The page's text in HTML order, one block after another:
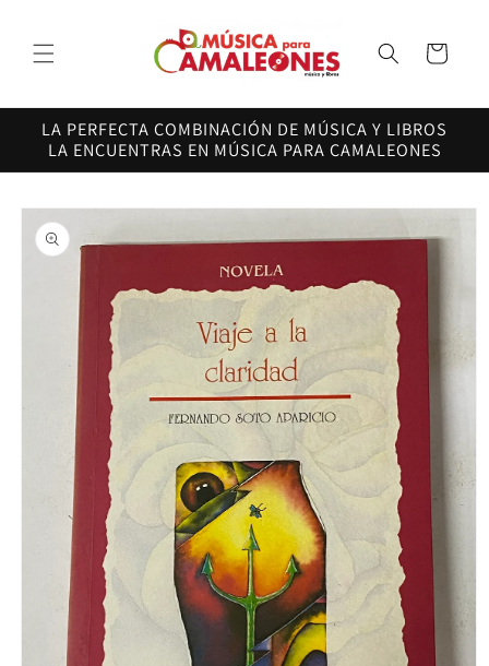
al contenido
Carrito
LA PERFECTA COMBINACIÓN DE MÚSICA Y LIBROS
LA ENCUENTRAS EN MÚSICA PARA CAMALEONES
directamente
a la
información
del producto